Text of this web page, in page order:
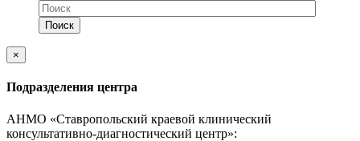
×
Подразделения центра
АНМО «Ставропольский краевой клинический
консультативно-диагностический центр»: